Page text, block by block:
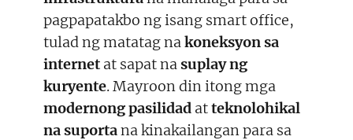
pagpapatakbo ng isang smart office,
tulad ng matatag na koneksyon sa
internet at sapat na suplay ng
kuryente. Mayroon din itong mga
modernong pasilidad atteknolohikal
na suportana kinakailangan para sa